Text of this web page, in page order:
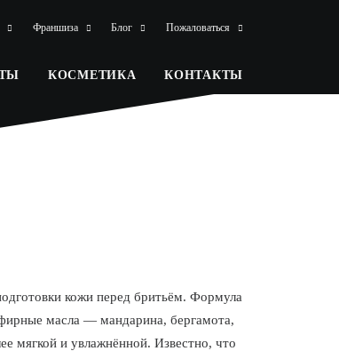
Франшиза Блог Пожаловаться
КОСМЕТИКА КОНТАКТЫ
кожи перед бритьём. Формула
масла — мандарина, бергамота,
мягкой и увлажнённой. Известно, что